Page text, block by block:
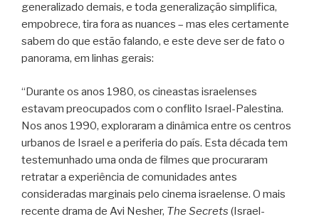
generalizado demais, e toda generalização simplifica,
empobrece, tira fora as nuances – mas eles certamente
sabem do que estão falando, e este deve ser de fato o
panorama, em linhas gerais:
“Durante os anos 1980, os cineastas israelenses
estavam preocupados com o conflito Israel-Palestina.
Nos anos 1990, exploraram a dinâmica entre os centros
urbanos de Israel e a periferia do país. Esta década tem
testemunhado uma onda de filmes que procuraram
retratar a experiência de comunidades antes
consideradas marginais pelo cinema israelense. O mais
recente drama de Avi Nesher, The Secrets (Israel-